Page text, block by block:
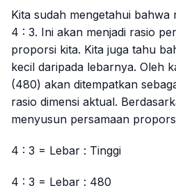
Kita sudah mengetahui bahwa
4 : 3. Ini akan menjadi rasio
proporsi kita. Kita juga tahu
kecil daripada lebarnya. Oleh
(480) akan ditempatkan
rasio dimensi aktual.
menyusun persamaan
4 : 3 = Lebar : Tinggi
4 : 3 = Lebar : 480